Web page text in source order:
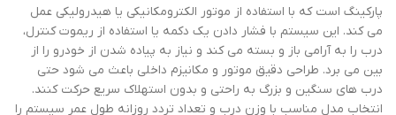
پارکینگ است که با استفاده از موتور الکترومکانیکی یا هیدرولیکی عمل
می کند. این سیستم با فشار دادن یک دکمه یا استفاده از ریموت کنترل،
درب را به آرامی باز و بسته می کند و نیاز به پیاده شدن از خودرو را از
بین می برد. طراحی دقیق موتور و مکانیزم داخلی باعث می شود حتی
درب های سنگین و بزرگ به راحتی و بدون استهلاک سریع حرکت کنند.
انتخاب مدل مناسب با وزن درب و تعداد تردد روزانه طول عمر سیستم را